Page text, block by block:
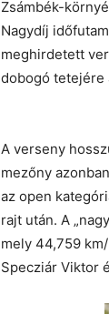
Zsámbék-
Nagydíj
meghirdetett
dobogó tetejére
A verseny
mezőny
az open
rajt után. A
mely 44,759
Specziár Viktor